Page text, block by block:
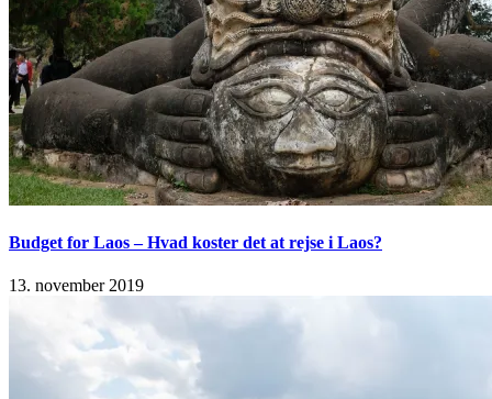
Budget for Laos – Hvad koster det at rejse i Laos?
13. november 2019